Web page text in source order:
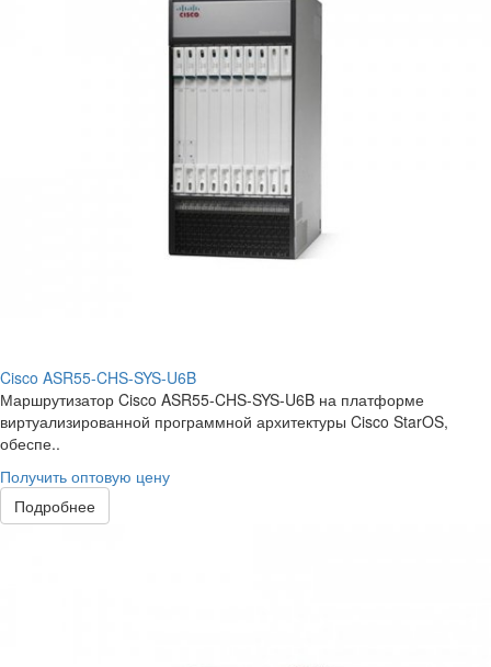
Cisco ASR55-CHS-SYS-U6B
Маршрутизатор Cisco ASR55-CHS-SYS-U6B на платформе
виртуализированной программной архитектуры Cisco StarOS,
обеспе..
Получить оптовую цену
Подробнее